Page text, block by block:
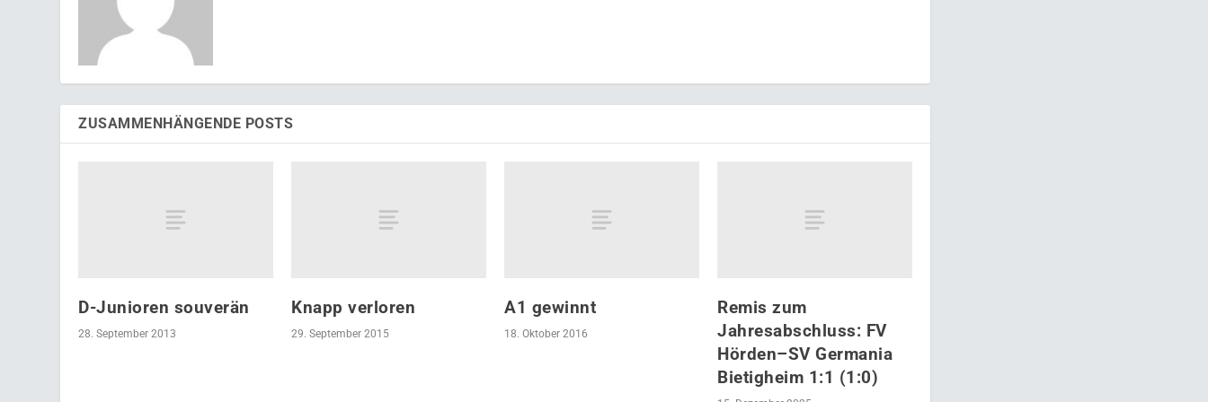
ZUSAMMENHÄNGENDE POSTS
D-Junioren souverän
28. September 2013
Knapp verloren
29. September 2015
A1 gewinnt
18. Oktober 2016
Remis zum
Jahresabschluss: FV
Hörden–SV Germania
Bietigheim 1:1 (1:0)